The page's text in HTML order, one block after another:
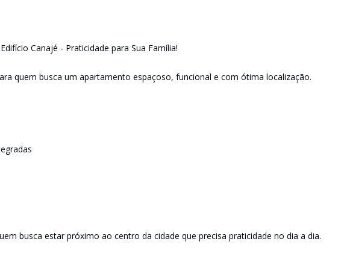
Canajé - Praticidade para Sua Família!
quem busca um apartamento espaçoso, funcional e com ótima localização.
busca estar próximo ao centro da cidade que precisa praticidade no dia a dia.